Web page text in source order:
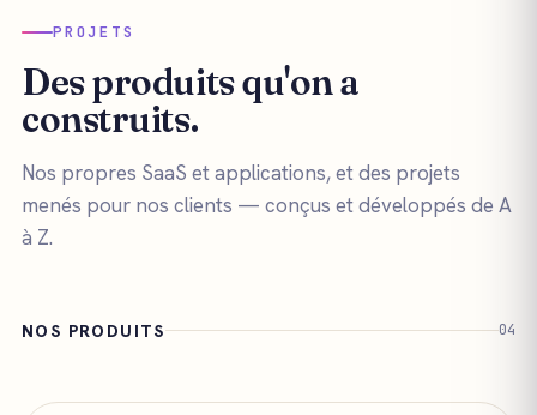
PROJETS
Des produits qu'on a
construits.
Nos propres SaaS et applications, et des projets
menés pour nos clients — conçus et développés de A
à Z.
NOS PRODUITS 04